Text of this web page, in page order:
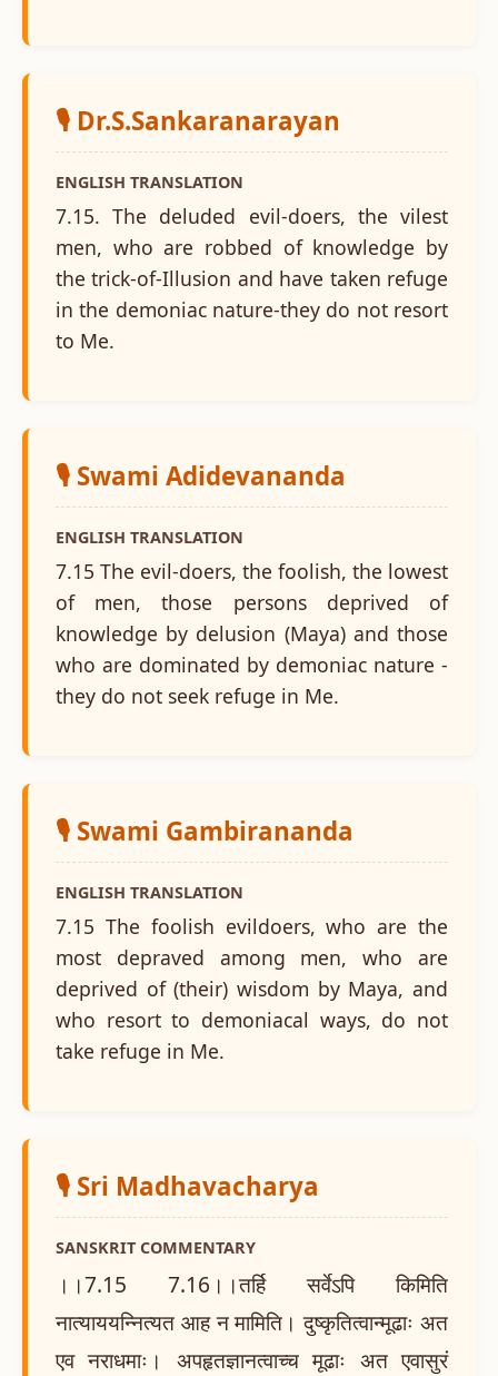
🎙️ Dr.S.Sankaranarayan
ENGLISH TRANSLATION
7.15. The deluded evil-doers, the vilest
men, who are robbed of knowledge by
the trick-of-Illusion and have taken refuge
in the demoniac nature-they do not resort
to Me.
🎙️ Swami Adidevananda
ENGLISH TRANSLATION
7.15 The evil-doers, the foolish, the lowest
of men, those persons deprived of
knowledge by delusion (Maya) and those
who are dominated by demoniac nature -
they do not seek refuge in Me.
🎙️ Swami Gambirananda
ENGLISH TRANSLATION
7.15 The foolish evildoers, who are the
most depraved among men, who are
deprived of (their) wisdom by Maya, and
who resort to demoniacal ways, do not
take refuge in Me.
🎙️ Sri Madhavacharya
SANSKRIT COMMENTARY
।।7.15 7.16।।तर्हि सर्वेऽपि किमिति
नात्याययन्नित्यत आह न मामिति। दुष्कृतित्वान्मूढाः अत
एव नराधमाः। अपहृतज्ञानत्वाच्च मूढाः अत एवासुरं